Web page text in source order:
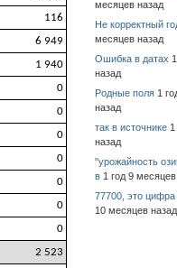
116
6 949
1 940
0
0
0
0
0
0
0
2 523
месяцев назад
Не корректный
месяцев назад
Ошибка в датах
назад
Родные поля 1
назад
так в источнике
назад
"урожайность
в 1 год 9
77700, это
10 месяцев назад